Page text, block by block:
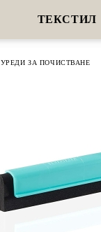
ТЕКСТИЛ
УРЕДИ ЗА ПОЧИСТВАНЕ